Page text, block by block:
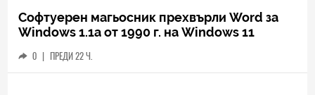
Софтуерен магьосник прехвърли Word за
Windows 1.1a от 1990 г. на Windows 11
0 | ПРЕДИ 22 Ч.